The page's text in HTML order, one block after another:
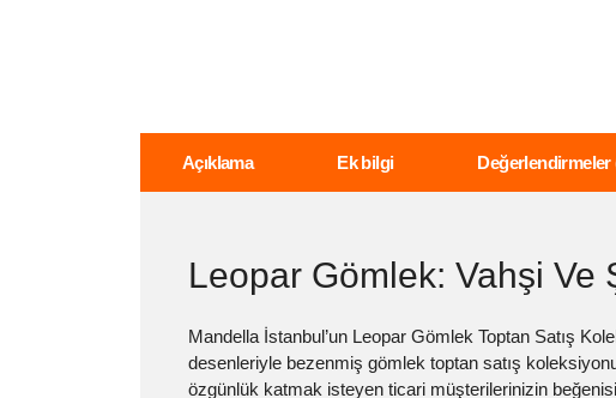
Açıklama Ek bilgi Değerlendirmeler
Leopar Gömlek: Vahşi Ve
Mandella İstanbul’un Leopar Gömlek Toptan Satış
desenleriyle bezenmiş gömlek toptan satış
özgünlük katmak isteyen ticari müşterilerinizin